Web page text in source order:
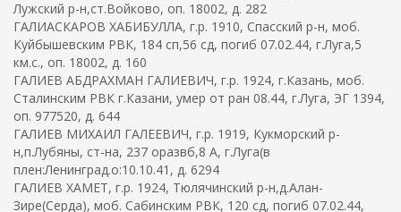
Лужский р-н,ст.Войково, оп. 18002, д. 282
ГАЛИАСКАРОВ ХАБИБУЛЛА, г.р. 1910, Спасский р-н, моб.
Куйбышевским РВК, 184 сп,56 сд, погиб 07.02.44, г.Луга,5
км.с., оп. 18002, д. 160
ГАЛИЕВ АБДРАХМАН ГАЛИЕВИЧ, г.р. 1924, г.Казань, моб.
Сталинским РВК г.Казани, умер от ран 08.44, г.Луга, ЭГ 1394,
оп. 977520, д. 644
ГАЛИЕВ МИХАИЛ ГАЛЕЕВИЧ, г.р. 1919, Кукморский р-
н,п.Лубяны, ст-на, 237 оразвб,8 А, г.Луга(в
плен:Ленинград.о:10.10.41, д. 6294
ГАЛИЕВ ХАМЕТ, г.р. 1924, Тюлячинский р-н,д.Алан-
Зире(Серда), моб. Сабинским РВК, 120 сд, погиб 07.02.44,